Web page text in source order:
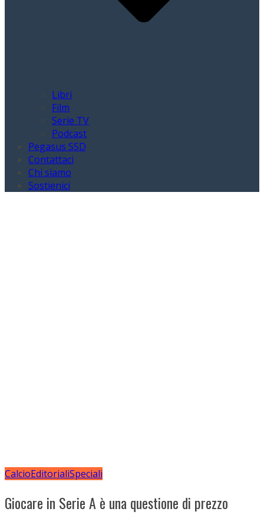
Libri
Film
Serie TV
Podcast
Pegasus SSD
Contattaci
Chi siamo
Sostienici
CalcioEditorialiSpeciali
Giocare in Serie A è una questione di prezzo